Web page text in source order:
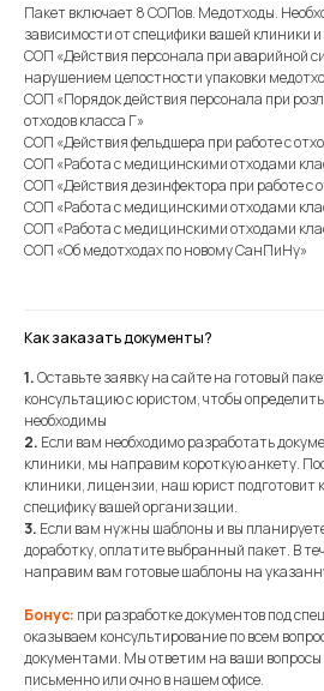
Пакет включает 8 СОПов. Медотходы.
зависимости от специфики вашей клиники
СОП «Действия персонала при аварийной
нарушением целостности упаковки
СОП «Порядок действия персонала при
отходов класса Г»
СОП «Действия фельдшера при работе с
СОП «Работа с медицинскими отходами
СОП «Действия дезинфектора при работе с
СОП «Работа с медицинскими отходами
СОП «Работа с медицинскими отходами
СОП «Об медотходах по новому СанПиНу»
Как заказать документы?
1.Оставьте заявку на сайте на готовый
консультацию с юристом, чтобы
необходимы
2. Если вам необходимо разработать
клиники, мы направим короткую анкету.
клиники, лицензии, наш юрист подготовит
специфику вашей организации.
3. Если вам нужны шаблоны и вы
доработку, оплатите выбранный пакет. В
направим вам готовые шаблоны на
Бонус: при разработке документов под
оказываем консультирование по всем
документами. Мы ответим на ваши вопросы
письменно или очно в нашем офисе.